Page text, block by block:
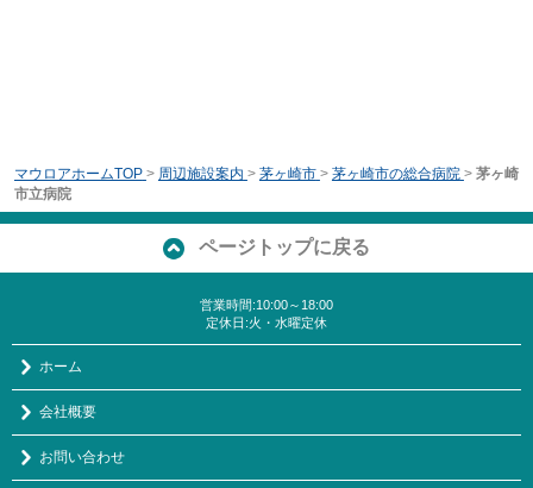
マウロアホームTOP > 周辺施設案内 > 茅ヶ崎市 > 茅ヶ崎市の総合病院 > 茅ヶ崎
市立病院
ページトップに戻る
営業時間:10:00～18:00
定休日:火・水曜定休
ホーム
会社概要
お問い合わせ